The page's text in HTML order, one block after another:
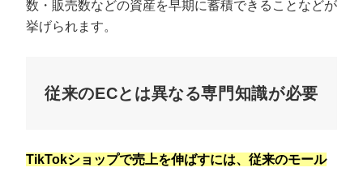
数・販売数などの資産を早期に蓄積できることなどが
挙げられます。
従来のECとは異なる専門知識が必要
TikTokショップで売上を伸ばすには、従来のモール